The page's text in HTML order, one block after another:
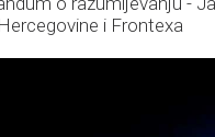
i Frontexa